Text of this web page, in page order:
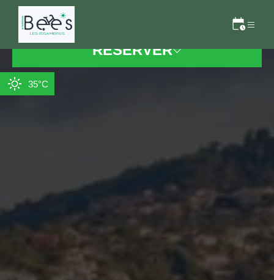
35°C
RÉSERVER